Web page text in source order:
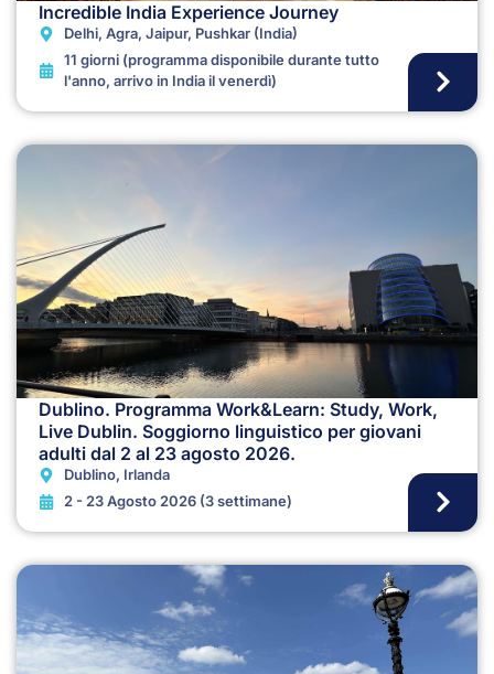
Incredible India Experience Journey
Delhi, Agra, Jaipur, Pushkar (India)
11 giorni (programma disponibile durante tutto
l'anno, arrivo in India il venerdì)
Dublino. Programma Work&Learn: Study, Work,
Live Dublin. Soggiorno linguistico per giovani
adulti dal 2 al 23 agosto 2026.
Dublino, Irlanda
2 - 23 Agosto 2026 (3 settimane)